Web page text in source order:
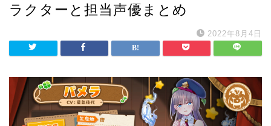
ラクターと担当声優まとめ
2022年8月4日